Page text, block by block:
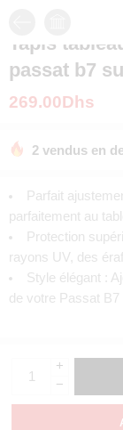
Tapis
passat b7
269.00Dhs
2 vendus en
Parfait
parfaitement au
Protection
rayons UV, des
Style élégant :
de votre Passat B7
+
−